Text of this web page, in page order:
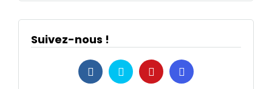
Suivez-nous !